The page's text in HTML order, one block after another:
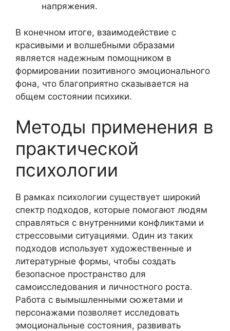
напряжения.
В конечном итоге, взаимодействие с
красивыми и волшебными образами
является надежным помощником в
формировании позитивного эмоционального
фона, что благоприятно сказывается на
общем состоянии психики.
Методы применения в
практической
психологии
В рамках психологии существует широкий
спектр подходов, которые помогают людям
справляться с внутренними конфликтами и
стрессовыми ситуациями. Один из таких
подходов использует художественные и
литературные формы, чтобы создать
безопасное пространство для
самоисследования и личностного роста.
Работа с вымышленными сюжетами и
персонажами позволяет исследовать
эмоциональные состояния, развивать